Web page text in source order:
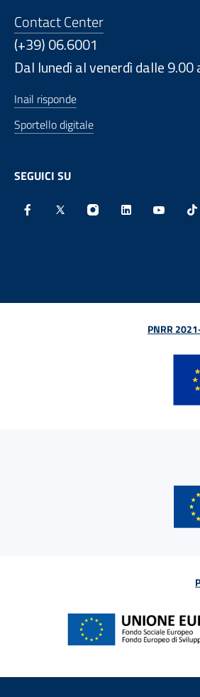
Contact Center
(+39) 06.6001
Dal lunedì al venerdì dalle
Inail risponde
Sportello digitale
SEGUICI SU
PNRR